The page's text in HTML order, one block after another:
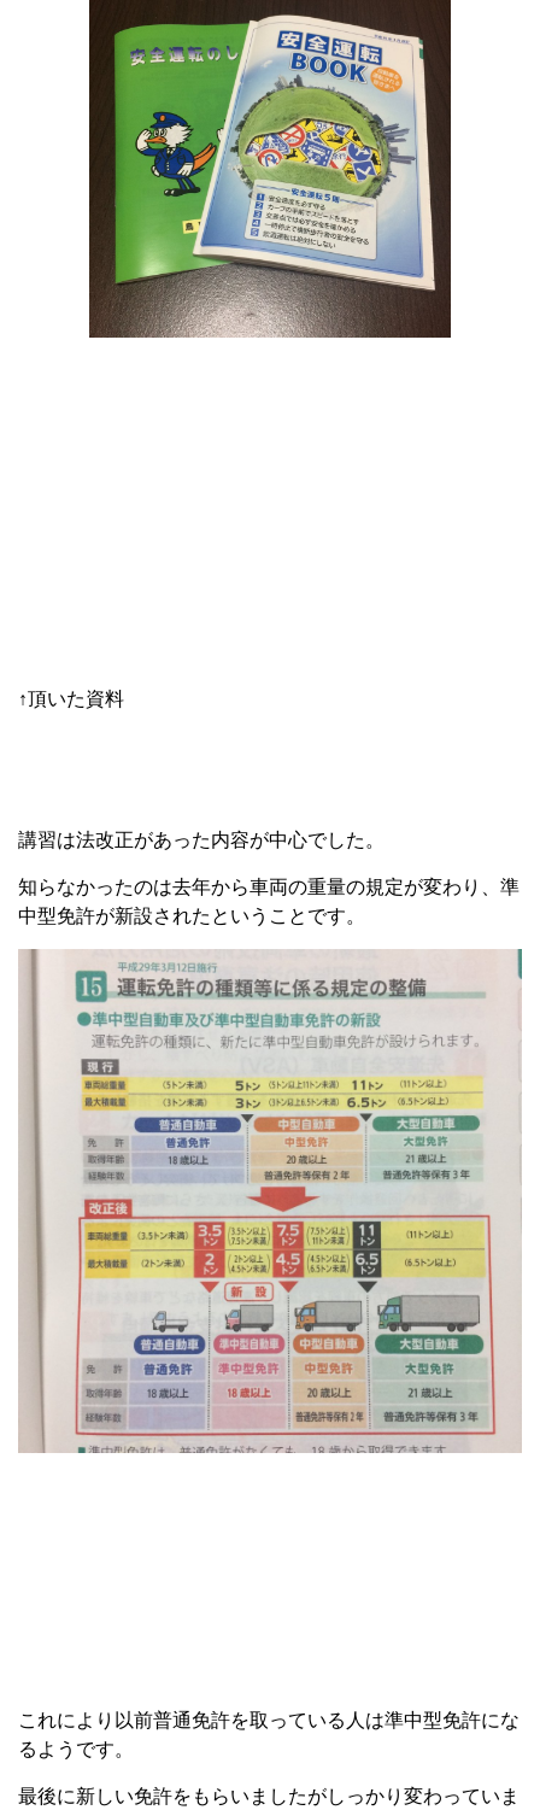
↑頂いた資料
講習は法改正があった内容が中心でした。
知らなかったのは去年から車両の重量の規定が変わり、準
中型免許が新設されたということです。
これにより以前普通免許を取っている人は準中型免許にな
るようです。
最後に新しい免許をもらいましたがしっかり変わっていま